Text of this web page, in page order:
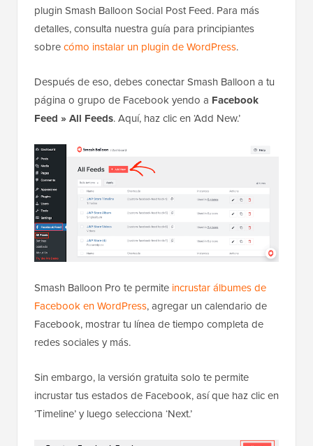
plugin Smash Balloon Social Post Feed. Para más
detalles, consulta nuestra guía para principiantes
sobrecómo instalar un plugin de WordPress.
Después de eso, debes conectar Smash Balloon a tu
página o grupo de Facebook yendo a Facebook
Feed » All Feeds. Aquí, haz clic en ‘Add New.’
Smash Balloon Pro te permite incrustar álbumes de
Facebook en WordPress, agregar un calendario de
Facebook, mostrar tu línea de tiempo completa de
redes sociales y más.
Sin embargo, la versión gratuita solo te permite
incrustar tus estados de Facebook, así que haz clic en
‘Timeline’ y luego selecciona ‘Next.’